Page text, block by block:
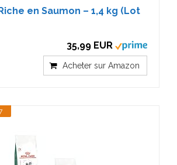
en Saumon – 1,4 kg (Lot
35,99 EUR
Acheter sur Amazon